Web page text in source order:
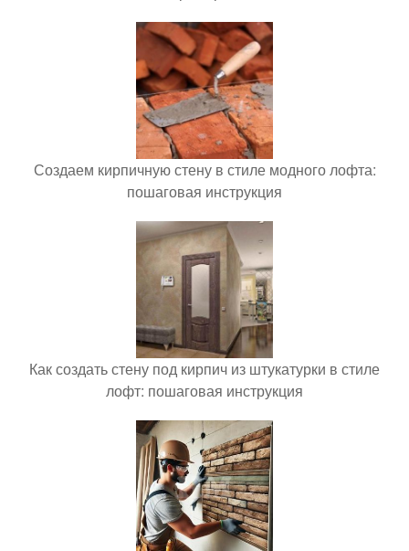
Создаем кирпичную стену в стиле модного лофта:
пошаговая инструкция
Как создать стену под кирпич из штукатурки в стиле
лофт: пошаговая инструкция